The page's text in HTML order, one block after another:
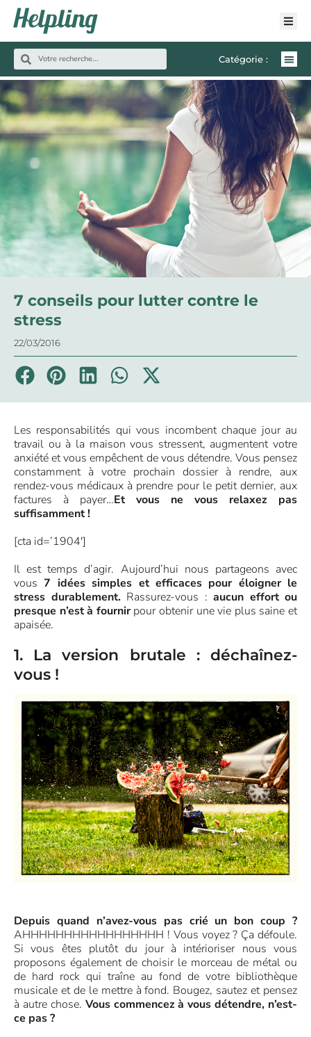
Catégorie :
7 conseils pour lutter contre le
stress
22/03/2016
Les responsabilités qui vous incombent chaque jour au
travail ou à la maison vous stressent, augmentent votre
anxiété et vous empêchent de vous détendre. Vous pensez
constamment à votre prochain dossier à rendre, aux
rendez-vous médicaux à prendre pour le petit dernier, aux
factures à payer…Et vous ne vous relaxez pas
suffisamment !
[cta id=’1904′]
Il est temps d’agir. Aujourd’hui nous partageons avec
vous7 idées simples et efficaces pour éloigner le
stress durablement.Rassurez-vous : aucun effort ou
presque n’est à fournirpour obtenir une vie plus saine et
apaisée.
1. La version brutale : déchaînez-
vous !
Depuis quand n’avez-vous pas crié un bon coup ?
AHHHHHHHHHHHHHHHHH ! Vous voyez ? Ça défoule.
Si vous êtes plutôt du jour à intérioriser nous vous
proposons également de choisir le morceau de métal ou
de hard rock qui traîne au fond de votre bibliothèque
musicale et de le mettre à fond. Bougez, sautez et pensez
à autre chose. Vous commencez à vous détendre, n’est-
ce pas ?